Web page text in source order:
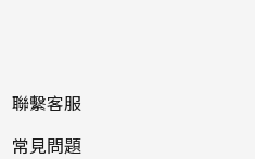
聯繫客服
常見問題